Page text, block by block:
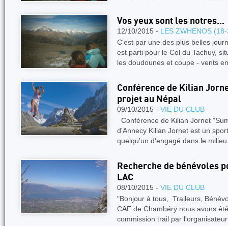
Vos yeux sont les notres...
12/10/2015 - LES ZWHENOS
C'est par une des plus belles
est parti pour le Col du Tachuy,
les doudounes et coupe - vents
Conférence de Kilian
projet au Népal
09/10/2015 - VIE DU CLUB
Conférence de Kilian Jornet
d'Annecy Kilian Jornet est un
quelqu'un d'engagé dans le
Recherche de bénévoles
LAC
08/10/2015 - VIE DU CLUB
"Bonjour à tous, Traileurs,
CAF de Chambéry nous avons
commission trail par